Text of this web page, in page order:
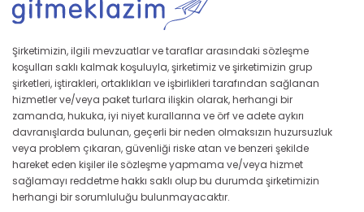
Şirketimizin, ilgili mevzuatlar ve taraflar arasındaki sözleşme
koşulları saklı kalmak koşuluyla, şirketimiz ve şirketimizin grup
şirketleri, iştirakleri, ortaklıkları ve işbirlikleri tarafından sağlanan
hizmetler ve/veya paket turlara ilişkin olarak, herhangi bir
zamanda, hukuka, iyi niyet kurallarına ve örf ve adete aykırı
davranışlarda bulunan, geçerli bir neden olmaksızın huzursuzluk
veya problem çıkaran, güvenliği riske atan ve benzeri şekilde
hareket eden kişiler ile sözleşme yapmama ve/veya hizmet
sağlamayı reddetme hakkı saklı olup bu durumda şirketimizin
herhangi bir sorumluluğu bulunmayacaktır.